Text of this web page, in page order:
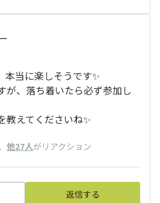
本当に楽しそうです✨
が、落ち着いたら必ず参加し
教えてくださいね✨
他27人がリアクション
返信する